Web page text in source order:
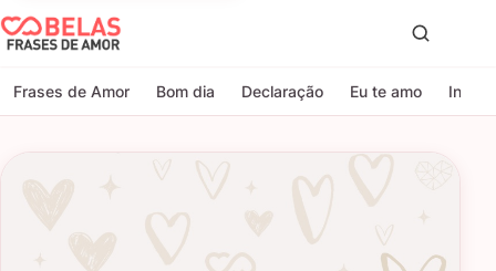
Belas Frases de Amor
Frases de Amor Bom dia Declaração Eu te amo